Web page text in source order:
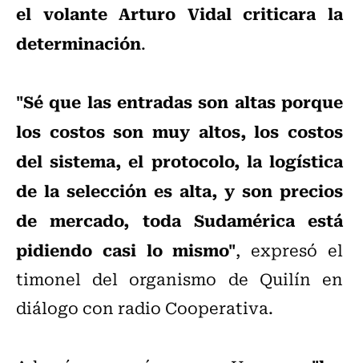
el volante Arturo Vidal criticara la
determinación.
"Sé que las entradas son altas porque
los costos son muy altos, los costos
del sistema, el protocolo, la logística
de la selección es alta, y son precios
de mercado, toda Sudamérica está
pidiendo casi lo mismo", expresó el
timonel del organismo de Quilín en
diálogo con radio Cooperativa.